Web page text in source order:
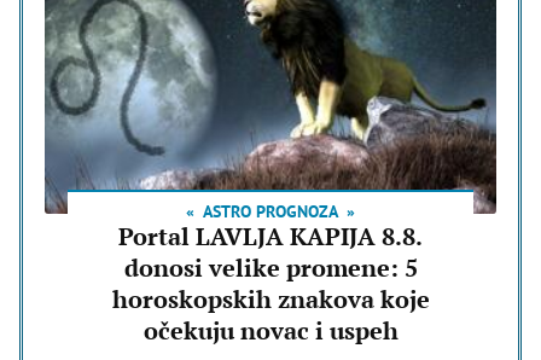
ASTRO PROGNOZA
Portal LAVLJA KAPIJA 8.8.
donosi velike promene: 5
horoskopskih znakova koje
očekuju novac i uspeh